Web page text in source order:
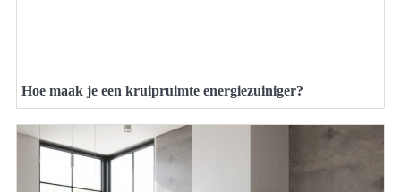
Hoe maak je een kruipruimte energiezuiniger?